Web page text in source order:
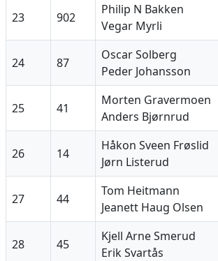
23 902
Philip N Bakken
Vegar Myrli
24 87
Oscar Solberg
Peder Johansson
25 41
Morten Gravermoen
Anders Bjørnrud
26 14
Håkon Sveen Frøslid
Jørn Listerud
27 44
Tom Heitmann
Jeanett Haug Olsen
28 45
Kjell Arne Smerud
Erik Svartås